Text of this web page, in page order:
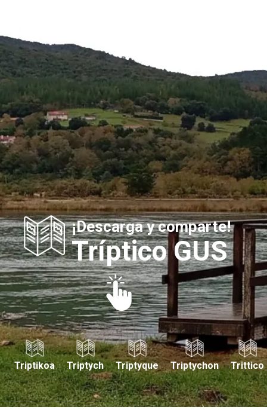
¡Descarga y comparte!
Tríptico GUS
Triptikoa Triptych Triptyque Triptychon Trittico